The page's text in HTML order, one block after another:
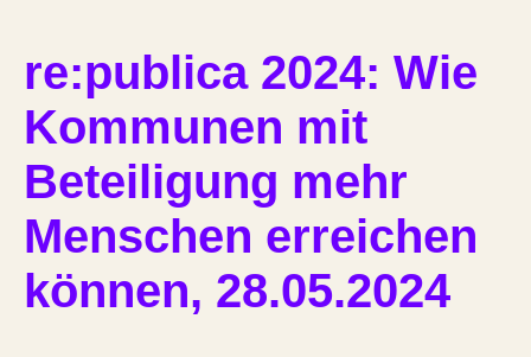
re:publica 2024: Wie
Kommunen mit
Beteiligung mehr
Menschen erreichen
können, 28.05.2024